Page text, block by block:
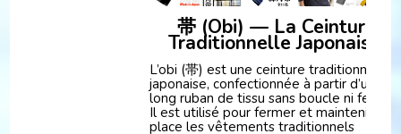
帯 (Obi) — La Ceinture
Traditionnelle Japonaise
L’obi (帯) est une ceinture traditionnelle
japonaise, confectionnée à partir d’un
long ruban de tissu sans boucle ni
Il est utilisé pour fermer et maintenir en
place les vêtements traditionnels